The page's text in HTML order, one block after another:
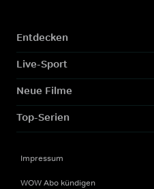
Entdecken
Live-Sport
Neue Filme
Top-Serien
Impressum
WOW Abo kündigen